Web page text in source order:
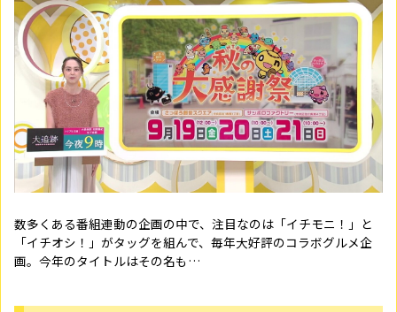
数多くある番組連動の企画の中で、注目なのは「イチモニ！」と
「イチオシ！」がタッグを組んで、毎年大好評のコラボグルメ企
画。今年のタイトルはその名も…